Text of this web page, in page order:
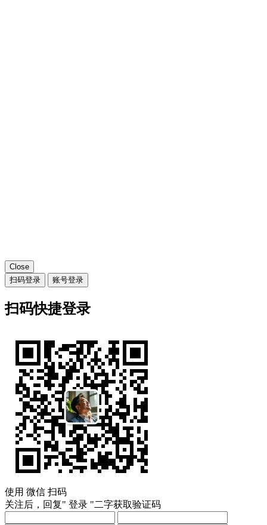
Close
扫码登录
账号登录
扫码快捷登录
使用 微信 扫码
关注后，回复" 登录 "二字获取验证码